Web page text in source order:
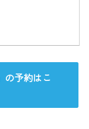
の予約はこ